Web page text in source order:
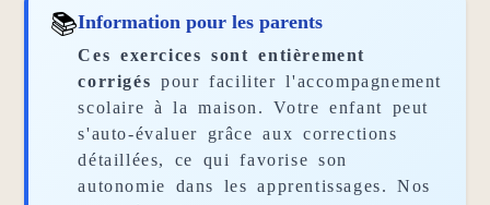
📚Information pour les parents
Ces exercices sont entièrement
corrigés pour faciliter l'accompagnement
scolaire à la maison. Votre enfant peut
s'auto-évaluer grâce aux corrections
détaillées, ce qui favorise son
autonomie dans les apprentissages. Nos